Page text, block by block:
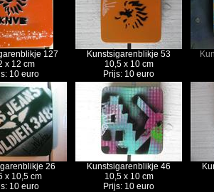
127
x 12 cm
10 euro
Kunstsigarenblikje 53
10,5 x 10 cm
Prijs: 10 euro
26
x 10,5 cm
10 euro
Kunstsigarenblikje 46
10,5 x 10 cm
Prijs: 10 euro